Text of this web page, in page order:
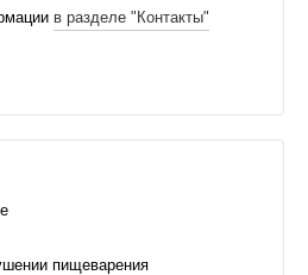
в разделе "Контакты"
пищеварения